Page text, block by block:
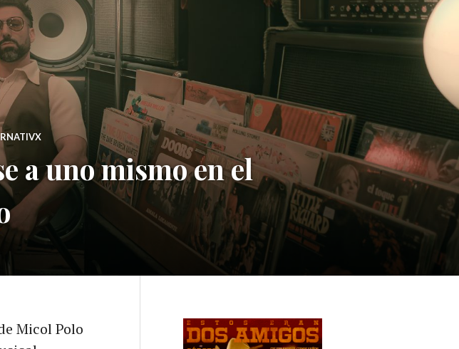
a uno mismo en el
Micol Polo